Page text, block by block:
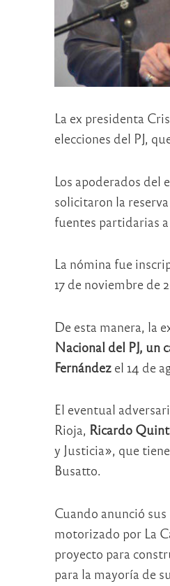
La ex presidenta
elecciones del PJ,
Los apoderados del
solicitaron la
fuentes partidarias
La nómina fue
17 de noviembre de
De esta manera, la
Nacional del PJ, un
Fernándezel 14 de
El eventual
Rioja, Ricardo
y Justicia», que
Busatto.
Cuando anunció
motorizado por La
proyecto para
para la mayoría de